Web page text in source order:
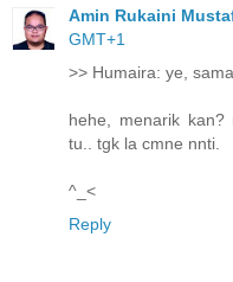
Amin Rukaini
GMT+1
>> Humaira: ye,
hehe, menarik
tu.. tgk la cmne nnti.
^_<
Reply